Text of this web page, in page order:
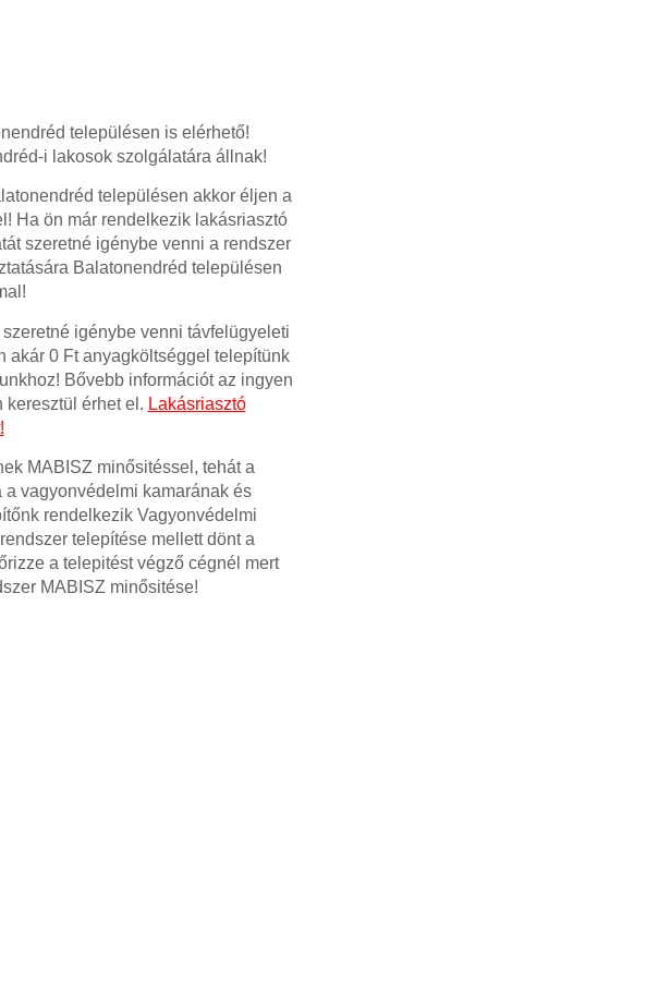
településen is elérhető!
i lakosok szolgálatára állnak!
településen akkor éljen a
Ha ön már rendelkezik lakásriasztó
szeretné igénybe venni a rendszer
Balatonendréd településen
igénybe venni távfelügyeleti
akár 0 Ft anyagköltséggel telepítünk
Bővebb információt az ingyen
keresztül érhet el. Lakásriasztó
MABISZ minősitéssel, tehát a
vagyonvédelmi kamarának és
rendelkezik Vagyonvédelmi
telepítése mellett dönt a
a telepitést végző cégnél mert
MABISZ minősitése!